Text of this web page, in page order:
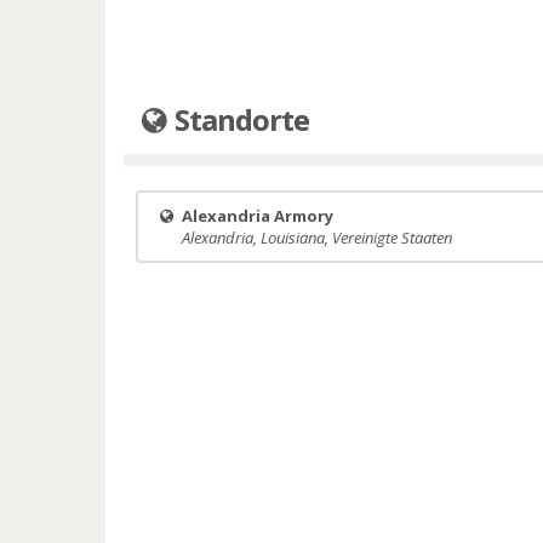
Standorte
Alexandria Armory
Alexandria, Louisiana, Vereinigte Staaten